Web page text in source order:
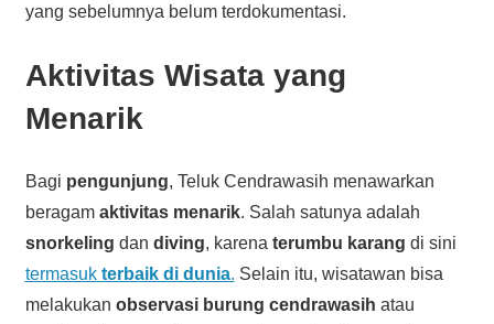
yang sebelumnya belum terdokumentasi.
Aktivitas Wisata yang
Menarik
Bagi pengunjung, Teluk Cendrawasih menawarkan
beragam aktivitas menarik. Salah satunya adalah
snorkeling dan diving, karena terumbu karang di sini
termasuk terbaik di dunia. Selain itu, wisatawan bisa
melakukan observasi burung cendrawasih atau